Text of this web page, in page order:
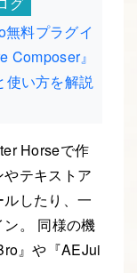
料プラグイ
Composer』
使い方を解説
Horseで作
テキストア
したり、一
。 同様の機
』や『AEJui